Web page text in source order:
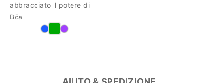
abbracciato il potere di
Bōa